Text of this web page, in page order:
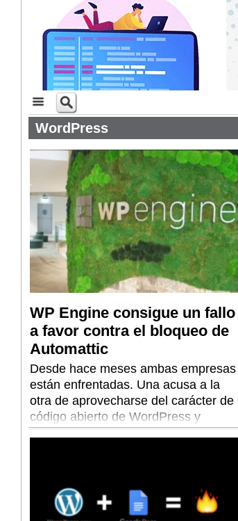
WordPress
WP Engine consigue un fallo
a favor contra el bloqueo de
Automattic
Desde hace meses ambas empresas
están enfrentadas. Una acusa a la
otra de aprovecharse del carácter de
código abierto de WordPress y